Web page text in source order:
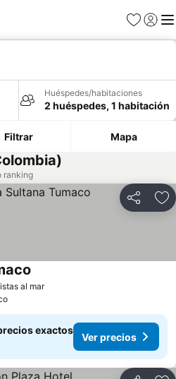
Favoritos
Iniciar
Huéspedes/habitaciones
2 huéspedes, 1 habitación
Filtrar Mapa
ranking
Compartir
al marVer precios
exactos
Ver precios